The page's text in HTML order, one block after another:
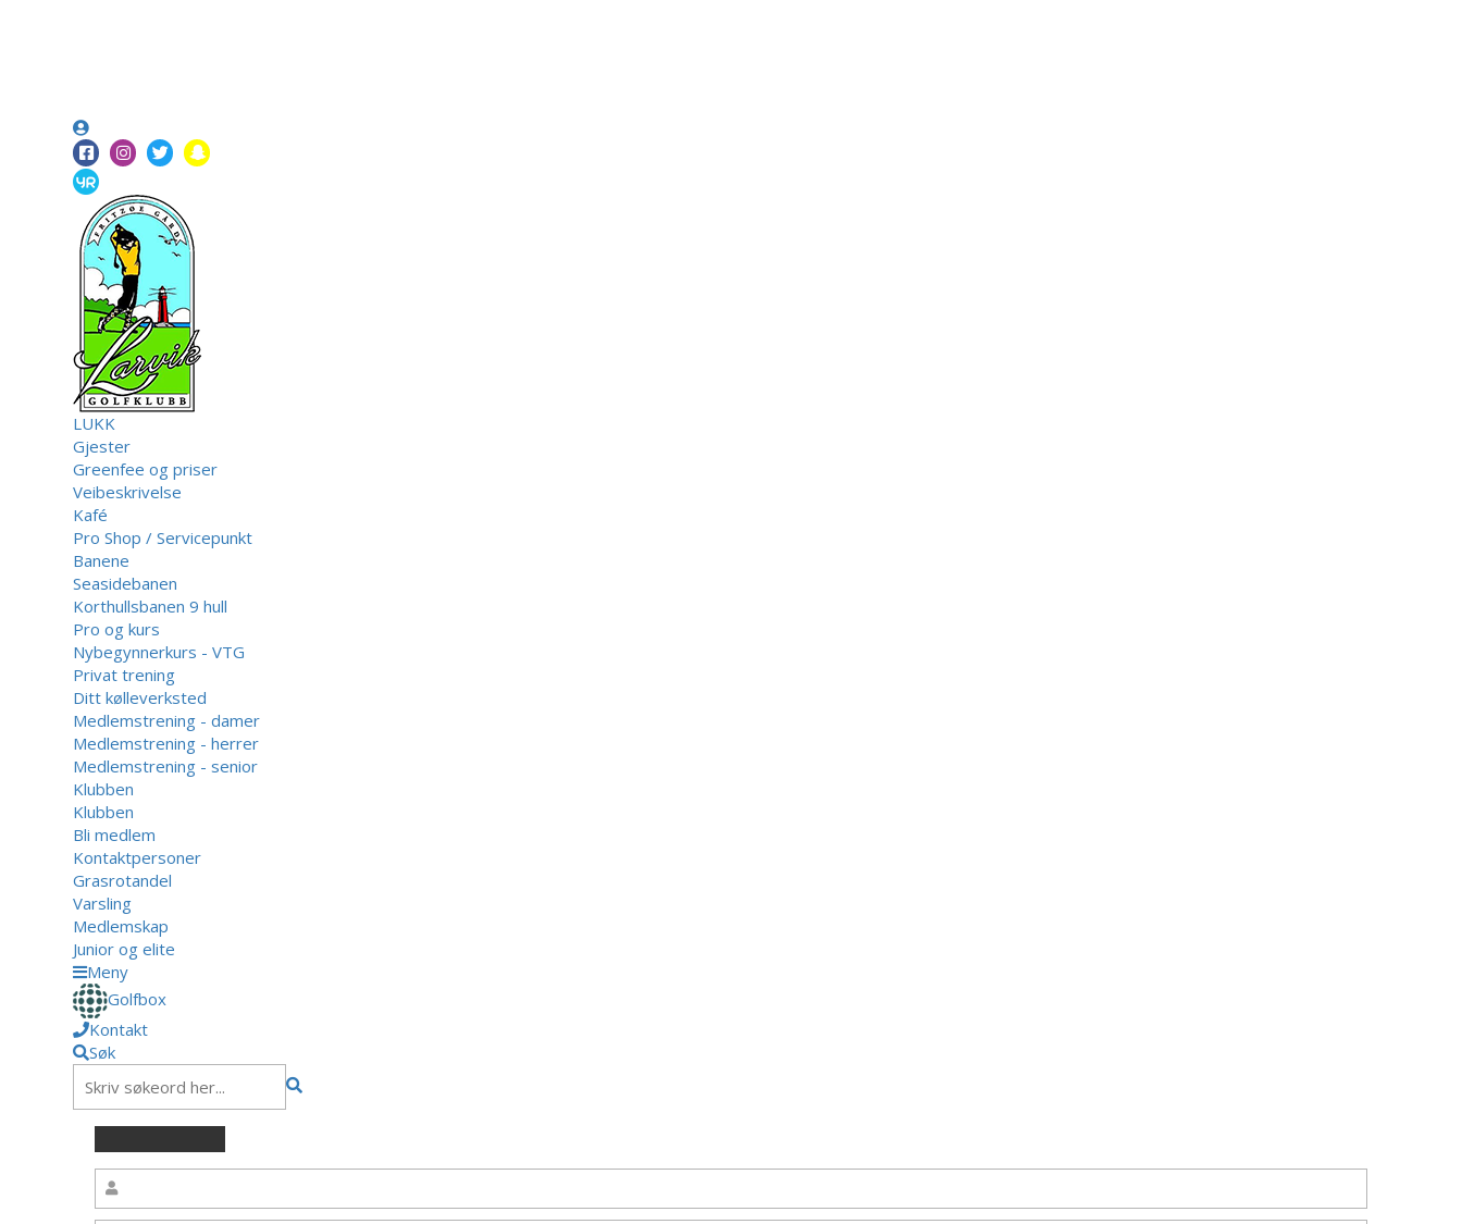
LUKK
Gjester
Greenfee og priser
Veibeskrivelse
Kafé
Pro Shop / Servicepunkt
Banene
Seasidebanen
Korthullsbanen 9 hull
Pro og kurs
Nybegynnerkurs - VTG
Privat trening
Ditt kølleverksted
Medlemstrening - damer
Medlemstrening - herrer
Medlemstrening - senior
Klubben
Klubben
Bli medlem
Kontaktpersoner
Grasrotandel
Varsling
Medlemskap
Junior og elite
Meny
Golfbox
Kontakt
Søk